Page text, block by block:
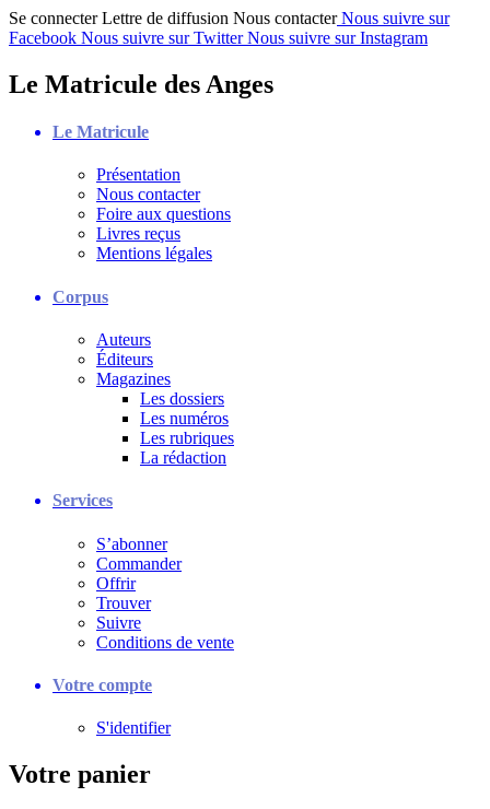
Se connecter Lettre de diffusion Nous contacter Nous suivre sur
Facebook Nous suivre sur Twitter Nous suivre sur Instagram
Le Matricule des Anges
Le Matricule
Présentation
Nous contacter
Foire aux questions
Livres reçus
Mentions légales
Corpus
Auteurs
Éditeurs
Magazines
Les dossiers
Les numéros
Les rubriques
La rédaction
Services
S’abonner
Commander
Offrir
Trouver
Suivre
Conditions de vente
Votre compte
S'identifier
Votre panier